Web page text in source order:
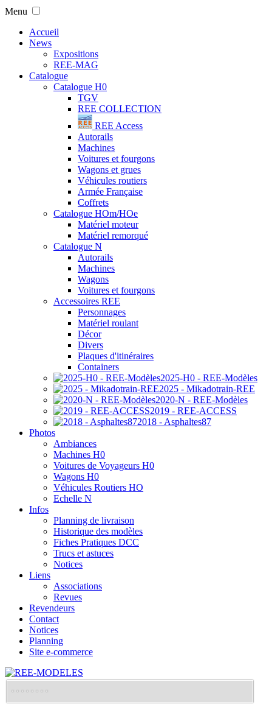
Menu
Accueil
News
Expositions
REE-MAG
Catalogue
Catalogue H0
TGV
REE COLLECTION
REE Access
Autorails
Machines
Voitures et fourgons
Wagons et grues
Véhicules routiers
Armée Française
Coffrets
Catalogue HOm/HOe
Matériel moteur
Matériel remorqué
Catalogue N
Autorails
Machines
Wagons
Voitures et fourgons
Accessoires REE
Personnages
Matériel roulant
Décor
Divers
Plaques d'itinéraires
Containers
2025-H0 - REE-Modèles
2025 - Mikadotrain-REE
2020-N - REE-Modèles
2019 - REE-ACCESS
2018 - Asphaltes87
Photos
Ambiances
Machines H0
Voitures de Voyageurs H0
Wagons H0
Véhicules Routiers HO
Echelle N
Infos
Planning de livraison
Historique des modèles
Fiches Pratiques DCC
Trucs et astuces
Notices
Liens
Associations
Revues
Revendeurs
Contact
Notices
Planning
Site e-commerce